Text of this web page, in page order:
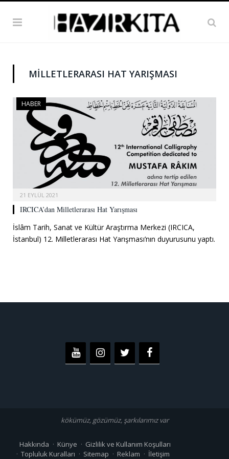
MILLETLERARASI HAT YARIŞMASI
HABER
21 EYLÜL 2021
IRCICA’dan Milletlerarası Hat Yarışması
İslâm Tarih, Sanat ve Kültür Araştırma Merkezi (IRCICA,
İstanbul) 12. Milletlerarası Hat Yarışması’nın duyurusunu yaptı.
kökümüz, gözümüz, şarkılarımız var
Hakkında Künye
Gizlilik ve Kullanım Koşulları
Topluluk Kuralları
Sitemap Reklam İletişim